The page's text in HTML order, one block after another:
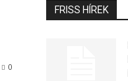
0
FRISS HÍREK